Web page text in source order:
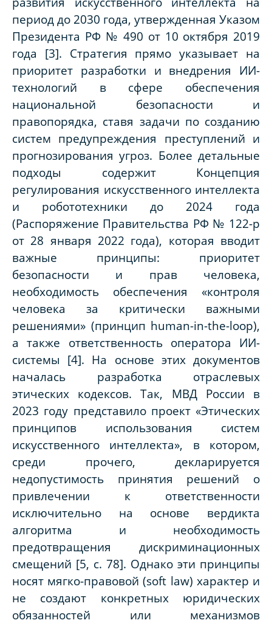
период до 2030 года, утвержденная Указом
Президента РФ № 490 от 10 октября 2019
года [3]. Стратегия прямо указывает на
приоритет разработки и внедрения ИИ-
технологий в сфере обеспечения
национальной безопасности и
правопорядка, ставя задачи по созданию
систем предупреждения преступлений и
прогнозирования угроз. Более детальные
подходы содержит Концепция
регулирования искусственного интеллекта
и робототехники до 2024 года
(Распоряжение Правительства РФ № 122-р
от 28 января 2022 года), которая вводит
важные принципы: приоритет
безопасности и прав человека,
необходимость обеспечения «контроля
человека за критически важными
решениями» (принцип human-in-the-loop),
а также ответственность оператора ИИ-
системы [4]. На основе этих документов
началась разработка отраслевых
этических кодексов. Так, МВД России в
2023 году представило проект «Этических
принципов использования систем
искусственного интеллекта», в котором,
среди прочего, декларируется
недопустимость принятия решений о
привлечении к ответственности
исключительно на основе вердикта
алгоритма и необходимость
предотвращения дискриминационных
смещений [5, с. 78]. Однако эти принципы
носят мягко-правовой (soft law) характер и
не создают конкретных юридических
обязанностей или механизмов